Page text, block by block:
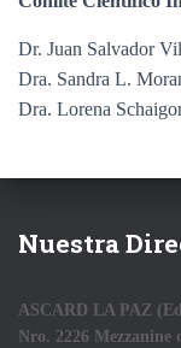
Dr. Juan Salvador
Dra. Sandra L.
Dra. Lorena
Nuestra
ASCARD LA PAZ
Nro. 2226